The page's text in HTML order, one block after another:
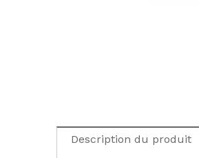
Description du produit